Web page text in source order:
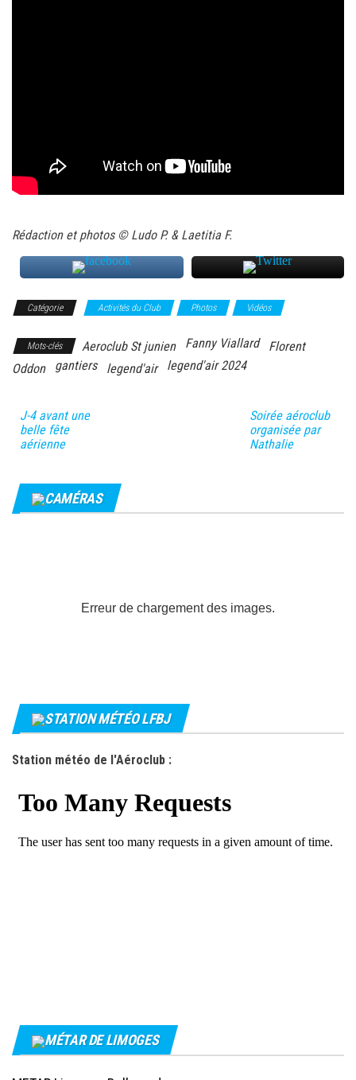
Rédaction et photos © Ludo P. & Laetitia F.
Catégorie Activités du Club Photos Vidéos
Mots-clés Aeroclub St junien Fanny Viallard
Florent
Oddon
gantiers legend'air legend'air 2024
J-4 avant une
belle fête
aérienne
Soirée aéroclub
organisée par
Nathalie
CAMÉRAS
Erreur de chargement des images.
STATION MÉTÉO LFBJ
Station météo de l'Aéroclub :
MÉTAR DE LIMOGES